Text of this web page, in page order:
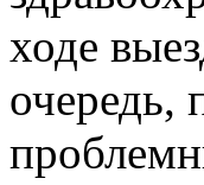
ходе
очередь,